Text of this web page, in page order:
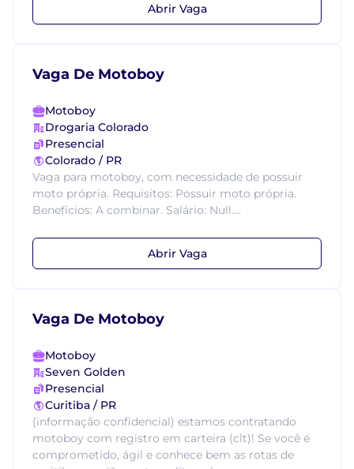
Abrir Vaga
Vaga De Motoboy
Motoboy
Drogaria Colorado
Presencial
Colorado / PR
Vaga para motoboy, com necessidade de possuir
moto própria. Requisitos: Possuir moto própria.
Benefícios: A combinar. Salário: Null....
Abrir Vaga
Vaga De Motoboy
Motoboy
Seven Golden
Presencial
Curitiba / PR
(informação confidencial) estamos contratando
motoboy com registro em carteira (clt)! Se você é
comprometido, ágil e conhece bem as rotas de